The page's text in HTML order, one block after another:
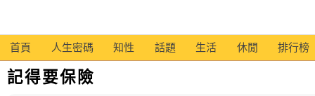
首頁 人生密碼 知性 話題 生活 休閒 排行榜
記得要保險